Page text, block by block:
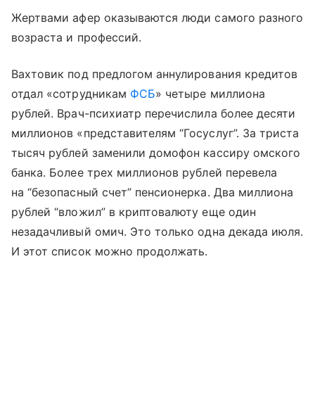
Жертвами афер оказываются люди самого разного
возраста и профессий.
Вахтовик под предлогом аннулирования кредитов
отдал «сотрудникам ФСБ» четыре миллиона
рублей. Врач-психиатр перечислила более десяти
миллионов «представителям “Госуслуг”. За триста
тысяч рублей заменили домофон кассиру омского
банка. Более трех миллионов рублей перевела
на “безопасный счет” пенсионерка. Два миллиона
рублей “вложил” в криптовалюту еще один
незадачливый омич. Это только одна декада июля.
И этот список можно продолжать.